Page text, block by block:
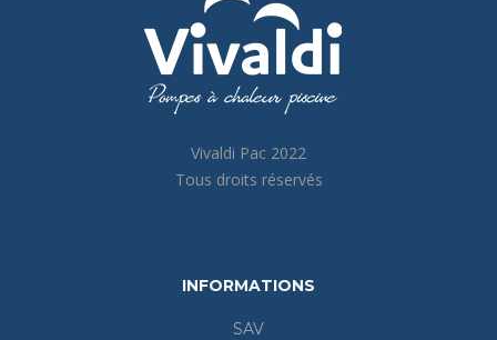
Vivaldi Pac 2022
Tous droits réservés
INFORMATIONS
SAV